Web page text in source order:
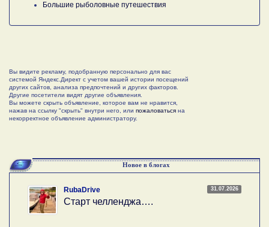
Большие рыболовные путешествия
Вы видите рекламу, подобранную персонально для вас
системой Яндекс.Директ с учетом вашей истории посещений
других сайтов, анализа предпочтений и других факторов.
Другие посетители видят другие объявления.
Вы можете скрыть объявление, которое вам не нравится,
нажав на ссылку "скрыть" внутри него, или пожаловаться на
некорректное объявление администратору.
Новое в блогах
31.07.2026
RubaDrive
Старт челленджа….